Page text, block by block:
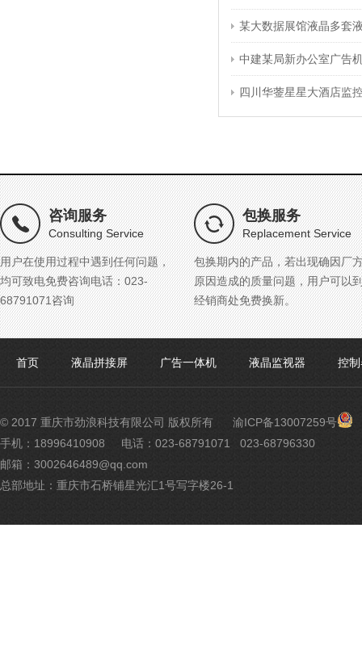
某大数据展馆液晶多套
中建某局新办公室广告
四川华蓥星星大酒店监
咨询服务
Consulting Service
用户在使用过程中遇到任何问题，
均可致电免费咨询电话：023-
68791071咨询
包换服务
Replacement Service
包换期内的产品，若出现确因厂
原因造成的质量问题，用户可以
经销商处免费换新。
首页 液晶拼接屏 广告一体机 液晶监视器 控
© 2017 重庆市劲浪科技有限公司 版权所有 渝ICP备13007259号 渝
手机：18996410908
电话：023-68791071 023-68796330
邮箱：3002646489@qq.com
总部地址：重庆市石桥铺星光汇1号写字楼26-1